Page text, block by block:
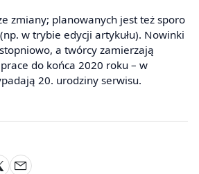
zmiany; planowanych jest też sporo
w trybie edycji artykułu). Nowinki
a twórcy zamierzają
do końca 2020 roku – w
20. urodziny serwisu.